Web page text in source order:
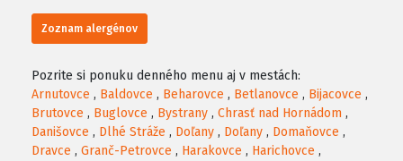
Zoznam alergénov
Pozrite si ponuku denného menu aj v mestách:
Arnutovce , Baldovce , Beharovce , Betlanovce , Bijacovce ,
Brutovce , Buglovce , Bystrany , Chrasť nad Hornádom ,
Danišovce , Dlhé Stráže , Doľany , Doľany , Domaňovce ,
Dravce , Granč-Petrovce , Harakovce , Harichovce ,